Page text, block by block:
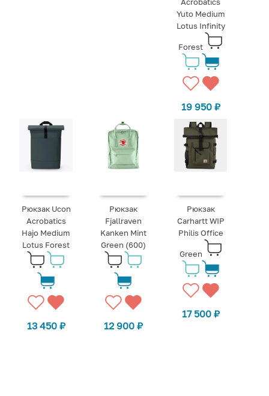
Yuto Medium
Lotus Infinity
Forest
19 950 ₽
Рюкзак Ucon
Acrobatics
Hajo Medium
Lotus Forest
13 450 ₽
Рюкзак
Fjallraven
Kanken Mint
Green (600)
12 900 ₽
Рюкзак
Carhartt WIP
Philis Office
Green
17 500 ₽